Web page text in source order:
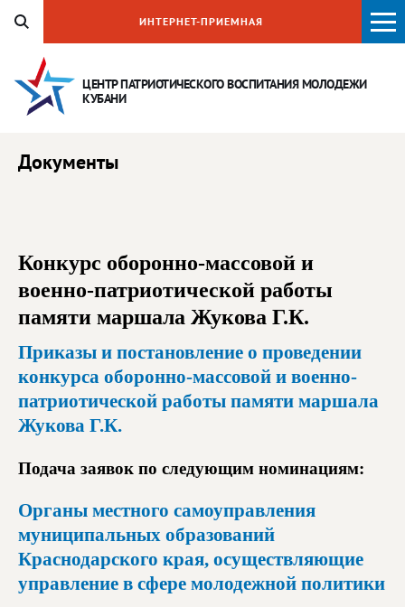
ЦЕНТР ПАТРИОТИЧЕСКОГО ВОСПИТАНИЯМОЛОДЕЖИ
КУБАНИ
ИНТЕРНЕТ-ПРИЕМНАЯ
Документы
Конкурс оборонно-массовой и
военно-патриотической работы
памяти маршала Жукова Г.К.
Приказы и постановление о проведении
конкурса оборонно-массовой и военно-
патриотической работы памяти маршала
Жукова Г.К.
Подача заявок по следующим номинациям:
Органы местного самоуправления
муниципальных образований
Краснодарского края, осуществляющие
управление в сфере молодежной политики